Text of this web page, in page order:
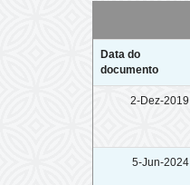
Data do
documento
2-Dez-2019
5-Jun-2024